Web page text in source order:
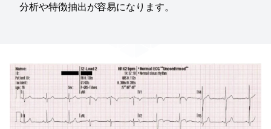
分析や特徴抽出が容易になります。